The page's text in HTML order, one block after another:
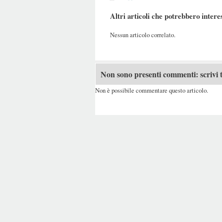
Altri articoli che potrebbero
Nessun articolo correlato.
Non sono presenti commenti:
Non è possibile commentare questo articolo.